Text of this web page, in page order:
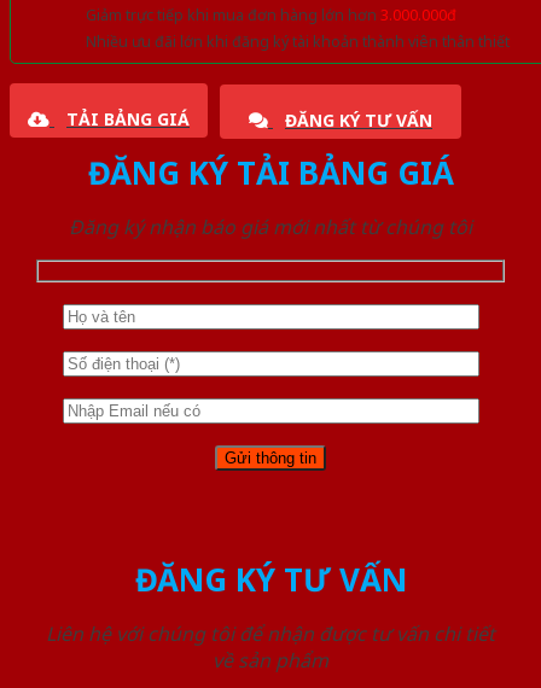
Giảm trực tiếp khi mua đơn hàng lớn hơn 3.000.000đ
Nhiều ưu đãi lớn khi đăng ký tài khoản thành viên thân thiết
TẢI BẢNG GIÁ ĐĂNG KÝ TƯ VẤN
ĐĂNG KÝ TẢI BẢNG GIÁ
Đăng ký nhận báo giá mới nhất từ chúng tôi
ĐĂNG KÝ TƯ VẤN
Liên hệ với chúng tôi để nhận được tư vấn chi tiết
về sản phẩm